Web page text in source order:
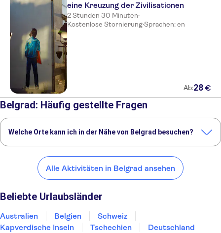
eine Kreuzung der Zivilisationen
2 Stunden 30 Minuten·
Kostenlose Stornierung·Sprachen: en
Ab:28 €
Belgrad: Häufig gestellte Fragen
Welche Orte kann ich in der Nähe von Belgrad besuchen?
Boka Bay Kotor Tivat Balaton
Alle Aktivitäten in Belgrad ansehen
Beliebte Urlaubsländer
Australien Belgien
Schweiz
Kapverdische Inseln
Tschechien
Deutschland